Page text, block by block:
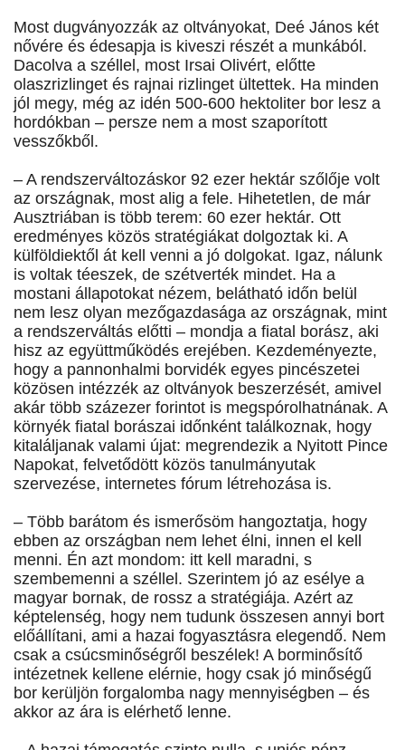
Most dugványozzák az oltványokat, Deé János két
nővére és édesapja is kiveszi részét a munkából.
Dacolva a széllel, most Irsai Olivért, előtte
olaszrizlinget és rajnai rizlinget ültettek. Ha minden
jól megy, még az idén 500-600 hektoliter bor lesz a
hordókban – persze nem a most szaporított
vesszőkből.
– A rendszerváltozáskor 92 ezer hektár szőlője volt
az országnak, most alig a fele. Hihetetlen, de már
Ausztriában is több terem: 60 ezer hektár. Ott
eredményes közös stratégiákat dolgoztak ki. A
külföldiektől át kell venni a jó dolgokat. Igaz, nálunk
is voltak téeszek, de szétverték mindet. Ha a
mostani állapotokat nézem, belátható időn belül
nem lesz olyan mezőgazdasága az országnak, mint
a rendszerváltás előtti – mondja a fiatal borász, aki
hisz az együttműködés erejében. Kezdeményezte,
hogy a pannonhalmi borvidék egyes pincészetei
közösen intézzék az oltványok beszerzését, amivel
akár több százezer forintot is megspórolhatnának. A
környék fiatal borászai időnként találkoznak, hogy
kitaláljanak valami újat: megrendezik a Nyitott Pince
Napokat, felvetődött közös tanulmányutak
szervezése, internetes fórum létrehozása is.
– Több barátom és ismerősöm hangoztatja, hogy
ebben az országban nem lehet élni, innen el kell
menni. Én azt mondom: itt kell maradni, s
szembemenni a széllel. Szerintem jó az esélye a
magyar bornak, de rossz a stratégiája. Azért az
képtelenség, hogy nem tudunk összesen annyi bort
előállítani, ami a hazai fogyasztásra elegendő. Nem
csak a csúcsminőségről beszélek! A borminősítő
intézetnek kellene elérnie, hogy csak jó minőségű
bor kerüljön forgalomba nagy mennyiségben – és
akkor az ára is elérhető lenne.